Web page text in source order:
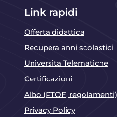
Link rapidi
Offerta didattica
Recupera anni scolastici
Universita Telematiche
Certificazioni
Albo (PTOF, regolamenti)
Privacy Policy